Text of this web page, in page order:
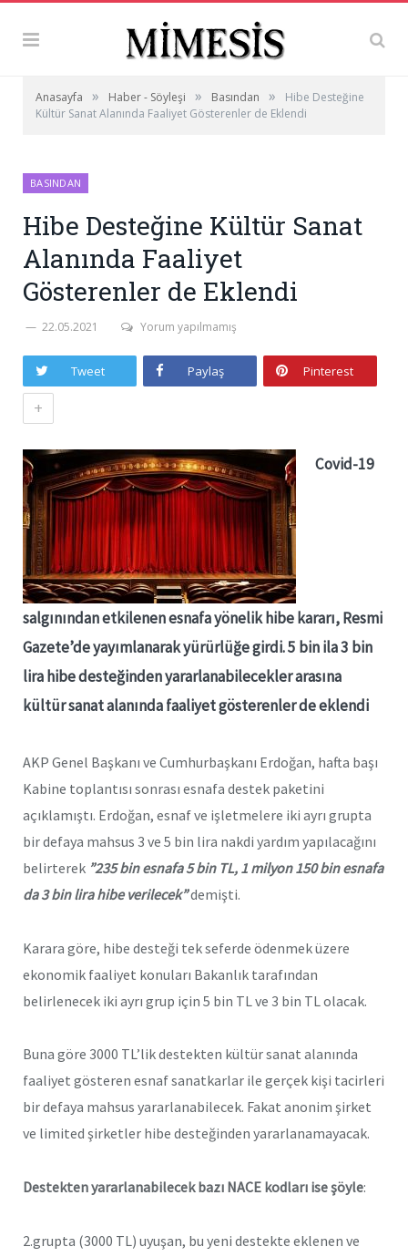
Anasayfa » Haber - Söyleşi » Basından »
Hibe Desteğine
Kültür Sanat Alanında Faaliyet Gösterenler de Eklendi
BASINDAN
Hibe Desteğine Kültür Sanat
Alanında Faaliyet
Gösterenler de Eklendi
22.05.2021 Yorum yapılmamış
Tweet Paylaş Pinterest
+
Covid-19
salgınından etkilenen esnafa yönelik hibe kararı, Resmi
Gazete’de yayımlanarak yürürlüğe girdi. 5 bin ila 3 bin
lira hibe desteğinden yararlanabilecekler arasına
kültür sanat alanında faaliyet gösterenler de eklendi
AKP Genel Başkanı ve Cumhurbaşkanı Erdoğan, hafta başı
Kabine toplantısı sonrası esnafa destek paketini
açıklamıştı. Erdoğan, esnaf ve işletmelere iki ayrı grupta
bir defaya mahsus 3 ve 5 bin lira nakdi yardım yapılacağını
belirterek ”235 bin esnafa 5 bin TL, 1 milyon 150 bin esnafa
da 3 bin lira hibe verilecek”demişti.
Karara göre, hibe desteği tek seferde ödenmek üzere
ekonomik faaliyet konuları Bakanlık tarafından
belirlenecek iki ayrı grup için 5 bin TL ve 3 bin TL olacak.
Buna göre 3000 TL’lik destekten kültür sanat alanında
faaliyet gösteren esnaf sanatkarlar ile gerçek kişi tacirleri
bir defaya mahsus yararlanabilecek. Fakat anonim şirket
ve limited şirketler hibe desteğinden yararlanamayacak.
Destekten yararlanabilecek bazı NACE kodları ise şöyle:
2.grupta (3000 TL) uyuşan, bu yeni destekte eklenen ve